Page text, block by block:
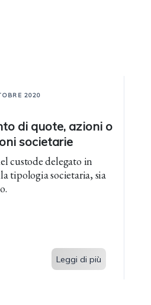
2020
di quote, azioni o
societarie
custode delegato in
tipologia societaria, sia
Leggi di più